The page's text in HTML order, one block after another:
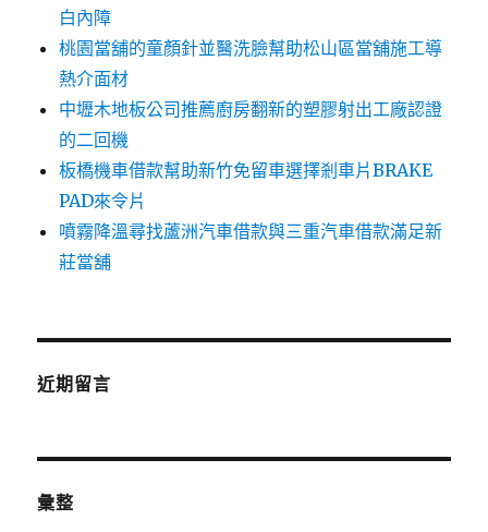
白內障
桃園當舖的童顏針並醫洗臉幫助松山區當舖施工導
熱介面材
中壢木地板公司推薦廚房翻新的塑膠射出工廠認證
的二回機
板橋機車借款幫助新竹免留車選擇剎車片BRAKE
PAD來令片
噴霧降溫尋找蘆洲汽車借款與三重汽車借款滿足新
莊當舖
近期留言
彙整